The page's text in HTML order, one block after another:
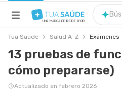
NUTRICIÓN
UNA MARCA DE REDE D'OR
Tua Saúde Salud A-Z Exámenes
13 pruebas de
cómo prepararse)
Actualizado en febrero 2026